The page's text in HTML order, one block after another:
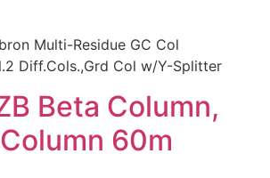
Multi-Residue GC Col
Diff.Cols.,Grd Col w/Y-Splitter
Beta Column,
60m